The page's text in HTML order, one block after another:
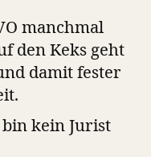
manchmal
den Keks geht
damit fester
kein Jurist